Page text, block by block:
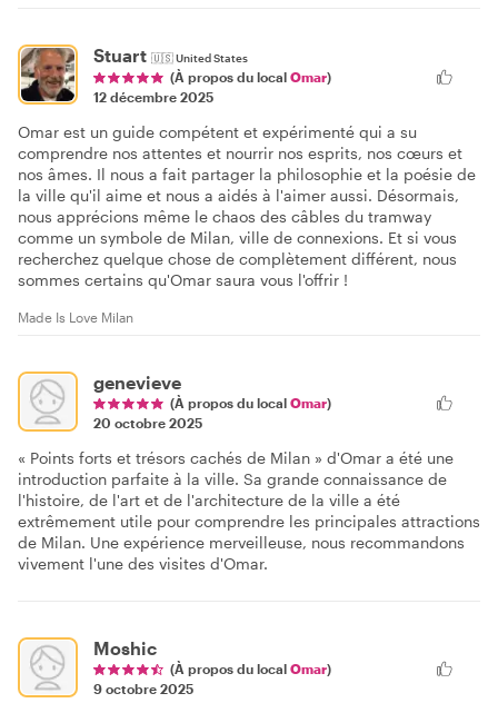
Stuart 🇺🇸United States
(À propos du local Omar)
12 décembre 2025
Omar est un guide compétent et expérimenté qui a su
comprendre nos attentes et nourrir nos esprits, nos cœurs et
nos âmes. Il nous a fait partager la philosophie et la poésie de
la ville qu'il aime et nous a aidés à l'aimer aussi. Désormais,
nous apprécions même le chaos des câbles du tramway
comme un symbole de Milan, ville de connexions. Et si vous
recherchez quelque chose de complètement différent, nous
sommes certains qu'Omar saura vous l'offrir !
Made Is Love Milan
genevieve
(À propos du local Omar)
20 octobre 2025
« Points forts et trésors cachés de Milan » d'Omar a été une
introduction parfaite à la ville. Sa grande connaissance de
l'histoire, de l'art et de l'architecture de la ville a été
extrêmement utile pour comprendre les principales attractions
de Milan. Une expérience merveilleuse, nous recommandons
vivement l'une des visites d'Omar.
Moshic
(À propos du local Omar)
9 octobre 2025